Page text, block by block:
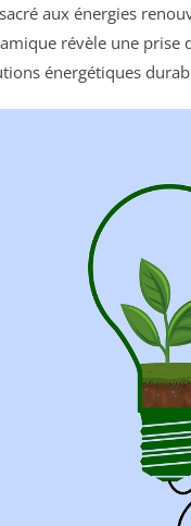
aux énergies
révèle une prise
énergétiques